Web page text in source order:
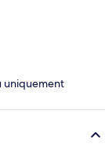
uniquement